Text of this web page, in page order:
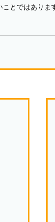
ことではありま